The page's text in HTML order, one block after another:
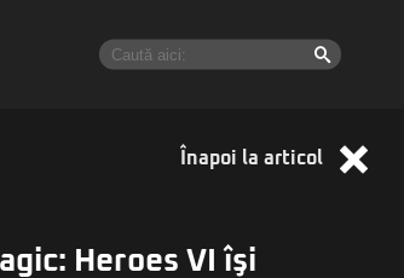
Înapoi la articol
Heroes VI îşi